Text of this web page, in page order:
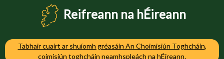
Reifreann na hÉireann
Tabhair cuairt ar shuíomh gréasáin An Choimisiún Toghcháin,
coimisiún toghcháin neamhspleách na hÉireann.